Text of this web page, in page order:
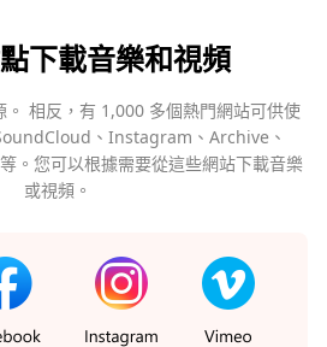
下載音樂和視頻
相反，有 1,000 多個熱門網站可供使
、Instagram、Archive、
。您可以根據需要從這些網站下載音樂
或視頻。